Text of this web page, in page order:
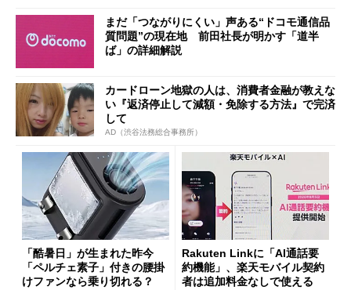
まだ「つながりにくい」声ある“ドコモ通信品
質問題”の現在地 前田社長が明かす「道半
ば」の詳細解説
カードローン地獄の人は、消費者金融が教えな
い『返済停止して減額・免除する方法』で完済
して
AD（渋谷法務総合事務所）
「酷暑日」が生まれた昨今
「ペルチェ素子」付きの腰掛
けファンなら乗り切れる？
Rakuten Linkに「AI通話要
約機能」、楽天モバイル契約
者は追加料金なしで使える